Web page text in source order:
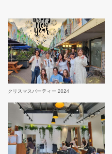
クリスマスパーティー 2024